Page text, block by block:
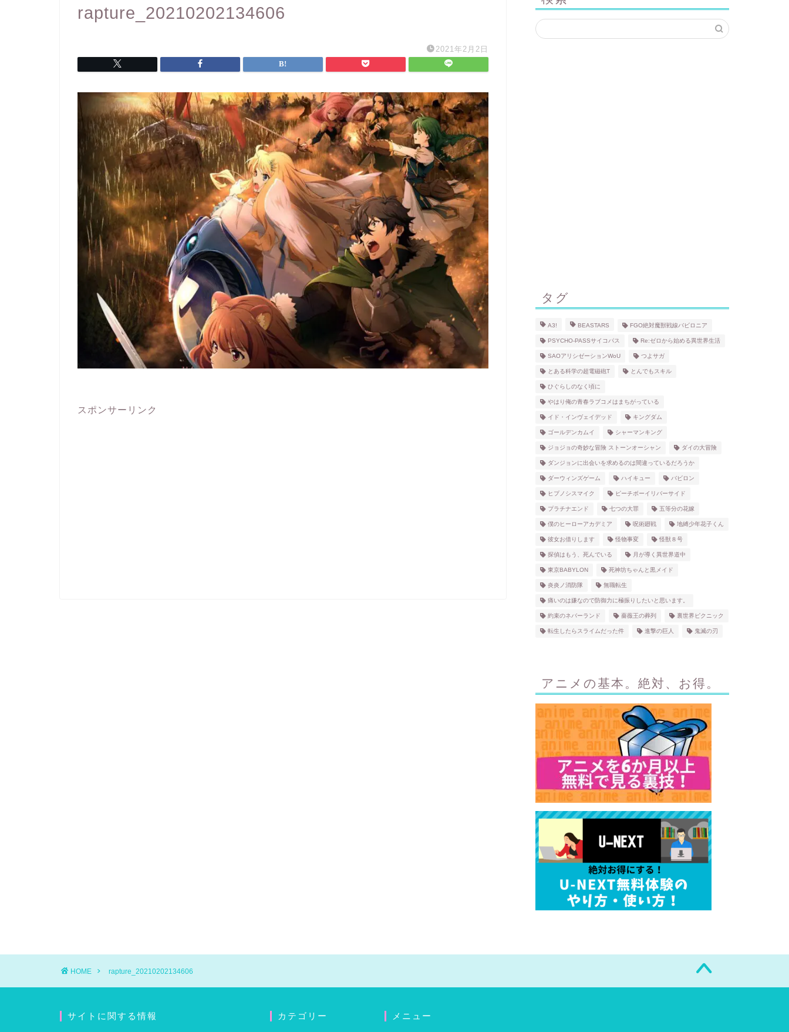
rapture_20210202134606
2021年2月2日
スポンサーリンク
タグ
A3! BEASTARS FGO絶対魔獣戦線バビロニア
PSYCHO-PASSサイコパス Re:ゼロから始める異世界生活
SAOアリシゼーションWoU つよサガ
とある科学の超電磁砲T とんでもスキル
ひぐらしのなく頃に
やはり俺の青春ラブコメはまちがっている
イド・インヴェイデッド キングダム
ゴールデンカムイ シャーマンキング
ジョジョの奇妙な冒険 ストーンオーシャン ダイの大冒険
ダンジョンに出会いを求めるのは間違っているだろうか
ダーウィンズゲーム ハイキュー バビロン
ヒプノシスマイク ピーチボーイリバーサイド
プラチナエンド 七つの大罪 五等分の花嫁
僕のヒーローアカデミア 呪術廻戦 地縛少年花子くん
彼女お借りします 怪物事変 怪獣８号
探偵はもう、死んでいる 月が導く異世界道中
東京BABYLON 死神坊ちゃんと黒メイド
炎炎ノ消防隊 無職転生
痛いのは嫌なので防御力に極振りしたいと思います。
約束のネバーランド 薔薇王の葬列 裏世界ピクニック
転生したらスライムだった件 進撃の巨人 鬼滅の刃
アニメの基本。絶対、お得。
HOME rapture_20210202134606
サイトに関する情報 カテゴリー メニュー